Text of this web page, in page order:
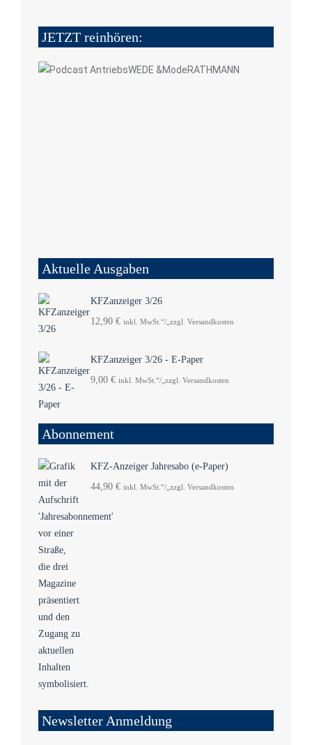
JETZT reinhören:
Aktuelle Ausgaben
KFZanzeiger 3/26
12,90 € inkl. MwSt.“/„zzgl. Versandkosten
KFZanzeiger 3/26 - E-Paper
9,00 € inkl. MwSt.“/„zzgl. Versandkosten
Abonnement
KFZ-Anzeiger Jahresabo (e-Paper)
44,90 € inkl. MwSt.“/„zzgl. Versandkosten
Newsletter Anmeldung